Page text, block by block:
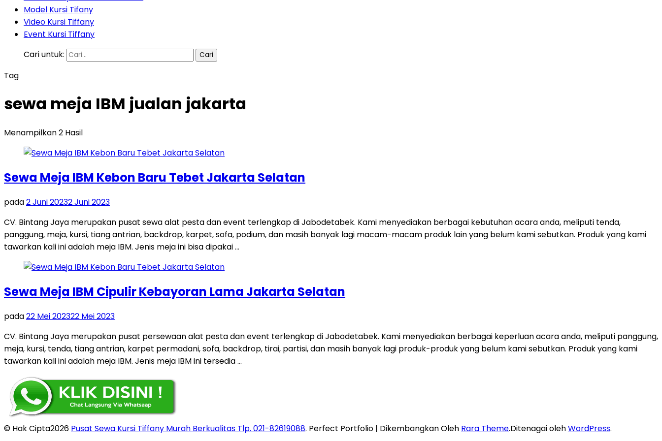
Model Kursi Tifany
Video Kursi Tiffany
Event Kursi Tiffany
Cari untuk:
Tag
sewa meja IBM jualan jakarta
Menampilkan 2 Hasil
Sewa Meja IBM Kebon Baru Tebet Jakarta Selatan
pada2 Juni 20232 Juni 2023
CV. Bintang Jaya merupakan pusat sewa alat pesta dan event terlengkap di Jabodetabek. Kami menyediakan berbagai kebutuhan acara anda, meliputi tenda,
panggung, meja, kursi, tiang antrian, backdrop, karpet, sofa, podium, dan masih banyak lagi macam-macam produk lain yang belum kami sebutkan. Produk yang kami
tawarkan kali ini adalah meja IBM. Jenis meja ini bisa dipakai …
Sewa Meja IBM Cipulir Kebayoran Lama Jakarta Selatan
pada22 Mei 202322 Mei 2023
CV. Bintang Jaya merupakan pusat persewaan alat pesta dan event terlengkap di Jabodetabek. Kami menyediakan berbagai keperluan acara anda, meliputi panggung,
meja, kursi, tenda, tiang antrian, karpet permadani, sofa, backdrop, tirai, partisi, dan masih banyak lagi produk-produk yang belum kami sebutkan. Produk yang kami
tawarkan kali ini adalah meja IBM. Jenis meja IBM ini tersedia …
© Hak Cipta2026 Pusat Sewa Kursi Tiffany Murah Berkualitas Tlp. 021-82619088. Perfect Portfolio | Dikembangkan Oleh Rara Theme.Ditenagai olehWordPress.